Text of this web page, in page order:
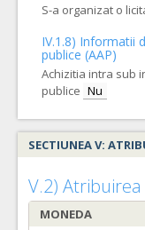
S-a organizat o
IV.1.8) Informatii
publice (AAP)
Achizitia intra sub
publice Nu
SECTIUNEA V:
V.2)
MONEDA